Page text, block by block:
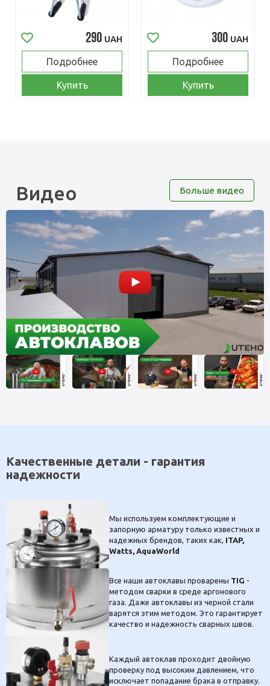
290 UAH
Подробнее
Купить
300 UAH
Подробнее
Купить
Видео Больше видео
Качественные детали - гарантия
надежности
Мы используем комплектующие и
запорную арматуру только известных и
надежных брендов, таких как, ITAP,
Watts, AquaWorld
Все наши автоклавы проварены TIG -
методом сварки в среде аргонового
газа. Даже автоклавы из черной стали
варятся этим методом. Это гарантирует
качество и надежность сварных швов.
Каждый автоклав проходит двойную
проверку под высоким давлением, что
исключает попадание брака в отправку.